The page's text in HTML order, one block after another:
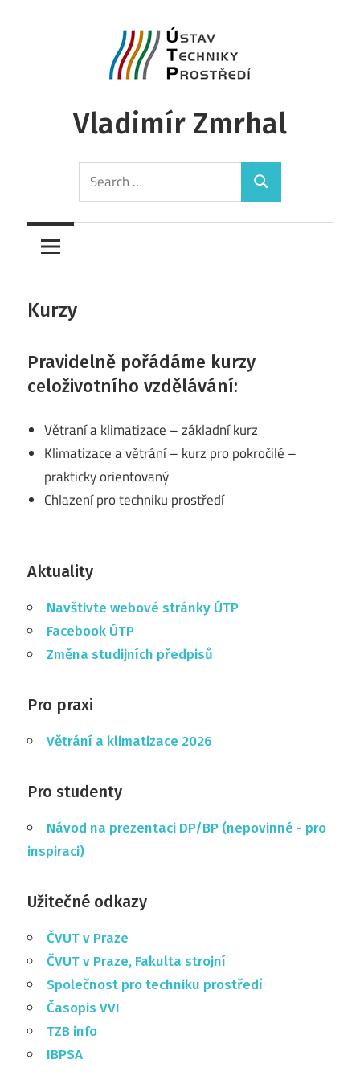
Vladimír Zmrhal
Search
for:
Search
Kurzy
Pravidelně pořádáme kurzy
celoživotního vzdělávání:
Větraní a klimatizace – základní kurz
Klimatizace a větrání – kurz pro pokročilé –
prakticky orientovaný
Chlazení pro techniku prostředí
Aktuality
Navštivte webové stránky ÚTP
Facebook ÚTP
Změna studijních předpisů
Pro praxi
Větrání a klimatizace 2026
Pro studenty
Návod na prezentaci DP/BP (nepovinné - pro
inspiraci)
Užitečné odkazy
ČVUT v Praze
ČVUT v Praze, Fakulta strojní
Společnost pro techniku prostředí
Časopis VVI
TZB info
IBPSA